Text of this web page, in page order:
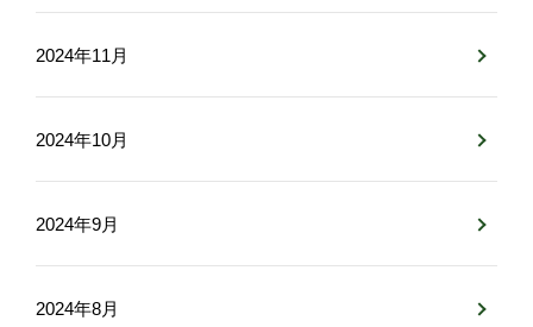
2024年11月
2024年10月
2024年9月
2024年8月